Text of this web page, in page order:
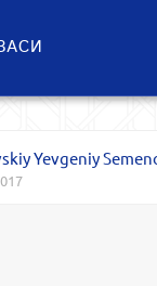
Yevgeniy